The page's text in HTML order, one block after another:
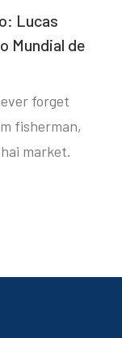
Lucas
Mundial de
forget
fisherman,
market.